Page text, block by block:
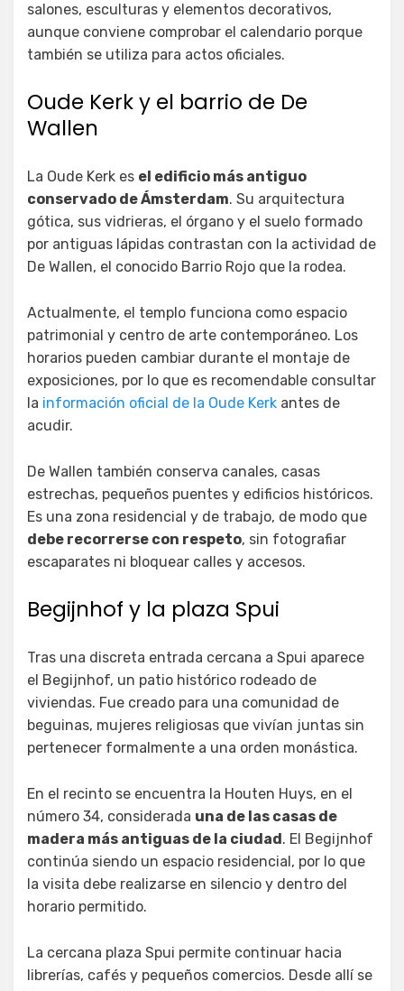
salones, esculturas y elementos decorativos,
aunque conviene comprobar el calendario porque
también se utiliza para actos oficiales.
Oude Kerk y el barrio de De
Wallen
La Oude Kerk es el edificio más antiguo
conservado de Ámsterdam. Su arquitectura
gótica, sus vidrieras, el órgano y el suelo formado
por antiguas lápidas contrastan con la actividad de
De Wallen, el conocido Barrio Rojo que la rodea.
Actualmente, el templo funciona como espacio
patrimonial y centro de arte contemporáneo. Los
horarios pueden cambiar durante el montaje de
exposiciones, por lo que es recomendable consultar
la información oficial de la Oude Kerk antes de
acudir.
De Wallen también conserva canales, casas
estrechas, pequeños puentes y edificios históricos.
Es una zona residencial y de trabajo, de modo que
debe recorrerse con respeto, sin fotografiar
escaparates ni bloquear calles y accesos.
Begijnhof y la plaza Spui
Tras una discreta entrada cercana a Spui aparece
el Begijnhof, un patio histórico rodeado de
viviendas. Fue creado para una comunidad de
beguinas, mujeres religiosas que vivían juntas sin
pertenecer formalmente a una orden monástica.
En el recinto se encuentra la Houten Huys, en el
número 34, considerada una de las casas de
madera más antiguas de la ciudad. El Begijnhof
continúa siendo un espacio residencial, por lo que
la visita debe realizarse en silencio y dentro del
horario permitido.
La cercana plaza Spui permite continuar hacia
librerías, cafés y pequeños comercios. Desde allí se